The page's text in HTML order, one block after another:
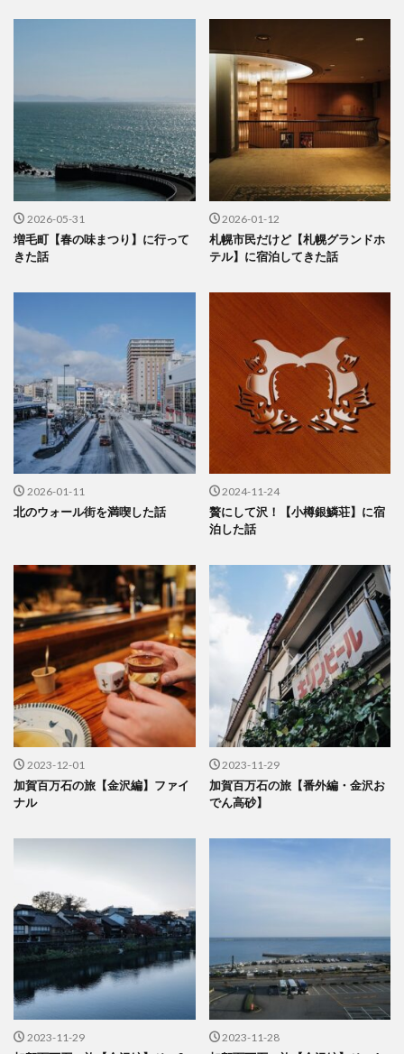
2026-05-31
増毛町【春の味まつり】に行って
きた話
2026-01-12
札幌市民だけど【札幌グランドホ
テル】に宿泊してきた話
2026-01-11
北のウォール街を満喫した話
2024-11-24
贅にして沢！【小樽銀鱗荘】に宿
泊した話
2023-12-01
加賀百万石の旅【金沢編】ファイ
ナル
2023-11-29
加賀百万石の旅【番外編・金沢お
でん高砂】
2023-11-29 2023-11-28